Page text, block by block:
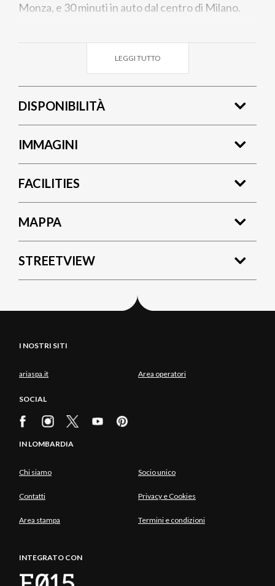
Monza, e 30 minuti in auto dal centro di Milano.
LEGGI TUTTO
DISPONIBILITÀ
IMMAGINI
FACILITIES
MAPPA
STREETVIEW
I NOSTRI SITI
ariaspa.it Area operatori
SOCIAL
IN LOMBARDIA
Chi siamo Socio unico
Contatti Privacy e Cookies
Area stampa Termini e condizioni
INTEGRATO CON